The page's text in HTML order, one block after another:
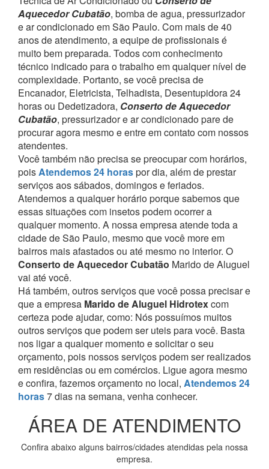
Aquecedor Cubatão, bomba de agua, pressurizador
e ar condicionado em São Paulo. Com mais de 40
anos de atendimento, a equipe de profissionais é
muito bem preparada. Todos com conhecimento
técnico indicado para o trabalho em qualquer nível de
complexidade. Portanto, se você precisa de
Encanador, Eletricista, Telhadista, Desentupidora 24
horas ou Dedetizadora, Conserto de Aquecedor
Cubatão, pressurizador e ar condicionado pare de
procurar agora mesmo e entre em contato com nossos
atendentes.
Você também não precisa se preocupar com horários,
poisAtendemos 24 horaspor dia, além de prestar
serviços aos sábados, domingos e feriados.
Atendemos a qualquer horário porque sabemos que
essas situações com insetos podem ocorrer a
qualquer momento. A nossa empresa atende toda a
cidade de São Paulo, mesmo que você more em
bairros mais afastados ou até mesmo no interior. O
Conserto de Aquecedor Cubatão Marido de Aluguel
vai até você.
Há também, outros serviços que você possa precisar e
que a empresa Marido de Aluguel Hidrotexcom
certeza pode ajudar, como: Nós possuímos muitos
outros serviços que podem ser uteis para você. Basta
nos ligar a qualquer momento e solicitar o seu
orçamento, pois nossos serviços podem ser realizados
em residências ou em comércios. Ligue agora mesmo
e confira, fazemos orçamento no local, Atendemos 24
horas7 dias na semana, venha conhecer.
ÁREA DE ATENDIMENTO
Confira abaixo alguns bairros/cidades atendidas pela nossa
empresa.